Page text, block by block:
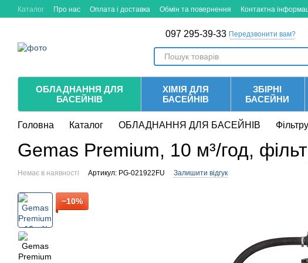
Перейти до основного контенту
Каталог Про нас Оплата і доставка Обмін та повернення Контактна
097 295-39-33 Передзвонити вам?
ОБЛАДНАННЯ ДЛЯ
БАСЕЙНІВ
ХІМІЯ ДЛЯ
БАСЕЙНІВ
ЗБІРНІ
БАСЕЙНИ
Головна Каталог ОБЛАДНАННЯ ДЛЯ БАСЕЙНІВ
Gemas Premium, 10 м³/год,
Немає в наявності Артикул: PG-021922FU Залишити відгук
−10%